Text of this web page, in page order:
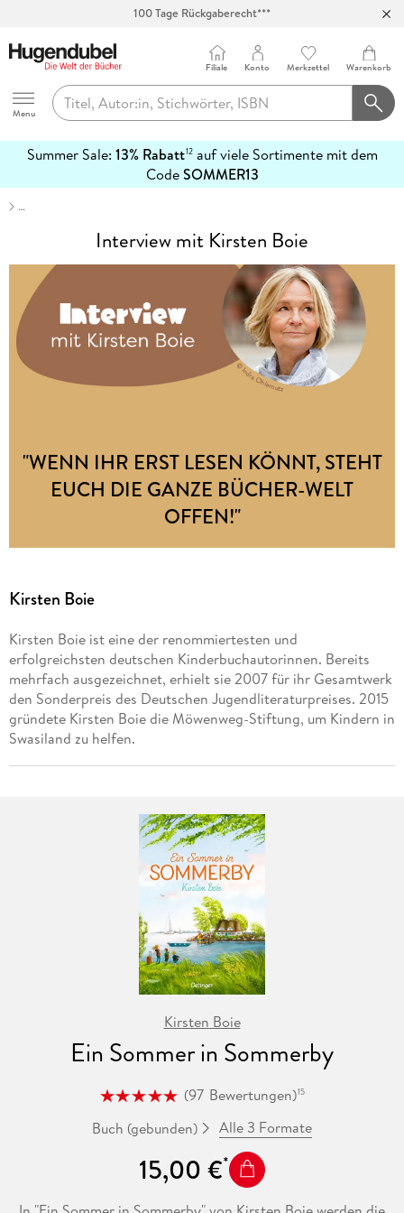
100 Tage Rückgaberecht***
Hugendubel
Menu
Filiale Konto Merkzettel Warenkorb
Summer Sale: 13% Rabatt12auf viele Sortimente mit dem
CodeSOMMER13
erfahren
…
Interview mit Kirsten Boie
"WENN IHR ERST LESEN KÖNNT, STEHT
EUCH DIE GANZE BÜCHER-WELT
OFFEN!"
Kirsten Boie
Kirsten Boie ist eine der renommiertesten und
erfolgreichsten deutschen Kinderbuchautorinnen. Bereits
mehrfach ausgezeichnet, erhielt sie 2007 für ihr Gesamtwerk
den Sonderpreis des Deutschen Jugendliteraturpreises. 2015
gründete Kirsten Boie die Möwenweg-Stiftung, um Kindern in
Swasiland zu helfen.
Kirsten Boie
Ein Sommer in Sommerby
(97 Bewertungen)15
Buch (gebunden) Alle 3 Formate
15,00 €